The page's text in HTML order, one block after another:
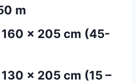
m
x 205 cm (45-
x 205 cm (15 –